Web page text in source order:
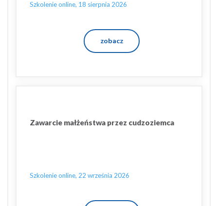
Szkolenie online, 18 sierpnia 2026
zobacz
Zawarcie małżeństwa przez cudzoziemca
Szkolenie online, 22 września 2026